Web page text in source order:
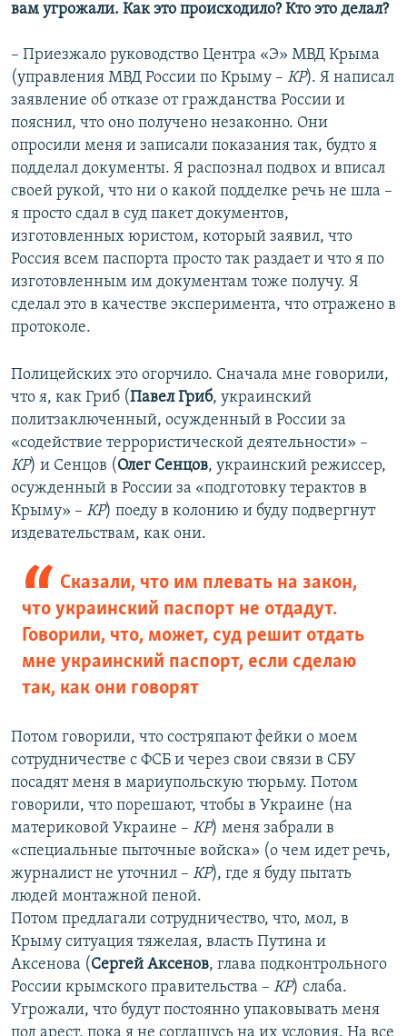
вам угрожали. Как это происходило? Кто это делал?
– Приезжало руководство Центра «Э» МВД Крыма
(управления МВД России по Крыму – КР). Я написал
заявление об отказе от гражданства России и
пояснил, что оно получено незаконно. Они
опросили меня и записали показания так, будто я
подделал документы. Я распознал подвох и вписал
своей рукой, что ни о какой подделке речь не шла –
я просто сдал в суд пакет документов,
изготовленных юристом, который заявил, что
Россия всем паспорта просто так раздает и что я по
изготовленным им документам тоже получу. Я
сделал это в качестве эксперимента, что отражено в
протоколе.
Полицейских это огорчило. Сначала мне говорили,
что я, как Гриб (Павел Гриб, украинский
политзаключенный, осужденный в России за
«содействие террористической деятельности» –
КР) и Сенцов (Олег Сенцов, украинский режиссер,
осужденный в России за «подготовку терактов в
Крыму» – КР) поеду в колонию и буду подвергнут
издевательствам, как они.
Сказали, что им плевать на закон,
что украинский паспорт не отдадут.
Говорили, что, может, суд решит отдать
мне украинский паспорт, если сделаю
так, как они говорят
Потом говорили, что состряпают фейки о моем
сотрудничестве с ФСБ и через свои связи в СБУ
посадят меня в мариупольскую тюрьму. Потом
говорили, что порешают, чтобы в Украине (на
материковой Украине – КР) меня забрали в
«специальные пыточные войска» (о чем идет речь,
журналист не уточнил – КР), где я буду пытать
людей монтажной пеной.
Потом предлагали сотрудничество, что, мол, в
Крыму ситуация тяжелая, власть Путина и
Аксенова (Сергей Аксенов, глава подконтрольного
России крымского правительства – КР) слаба.
Угрожали, что будут постоянно упаковывать меня